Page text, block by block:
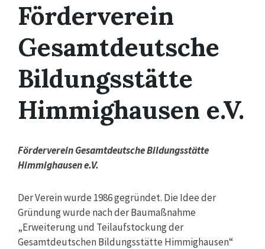
Förderverein
Gesamtdeutsche
Bildungsstätte
Himmighausen e.V.
Förderverein Gesamtdeutsche Bildungsstätte
Himmighausen e.V.
Der Verein wurde 1986 gegründet. Die Idee der
Gründung wurde nach der Baumaßnahme
„Erweiterung und Teilaufstockung der
Gesamtdeutschen Bildungsstätte Himmighausen“